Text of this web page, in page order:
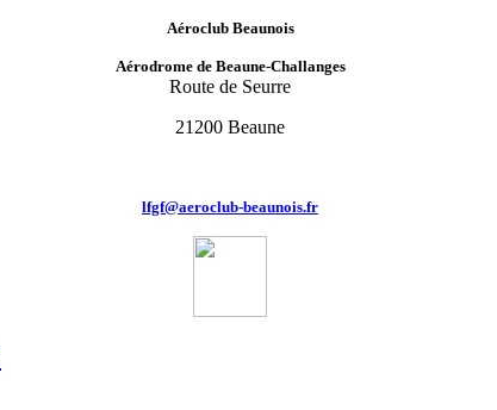
Aéroclub Beaunois
Aérodrome de Beaune-Challanges
Route de Seurre
21200 Beaune
lfgf@aeroclub-beaunois.fr